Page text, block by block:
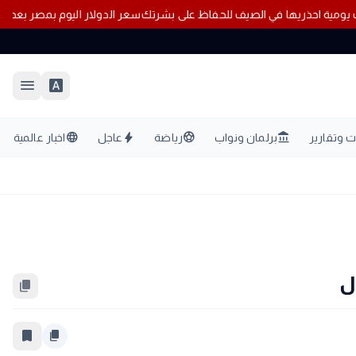
10عادات يومية احذريها في الصيف للحفاظ على بشرتك
font_download
menu
وتقارير account_balanceبرلمان ونواب sports_soccerرياضة bolt عاجل languageاخبار عالمية
content_copy
content_copy
bookmark_border